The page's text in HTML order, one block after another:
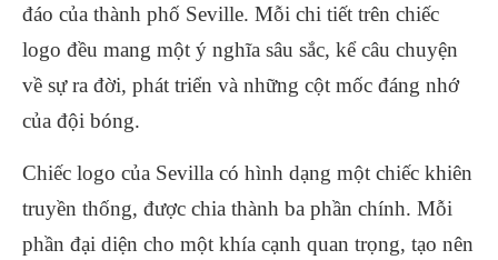
đáo của thành phố Seville. Mỗi chi tiết trên chiếc
logo đều mang một ý nghĩa sâu sắc, kể câu chuyện
về sự ra đời, phát triển và những cột mốc đáng nhớ
của đội bóng.
Chiếc logo của Sevilla có hình dạng một chiếc khiên
truyền thống, được chia thành ba phần chính. Mỗi
phần đại diện cho một khía cạnh quan trọng, tạo nên